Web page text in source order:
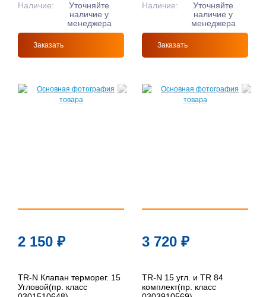
Наличие:
Уточняйте
наличие у
менеджера
Заказать
Наличие:
Уточняйте
наличие у
менеджера
Заказать
2 150 ₽
TR-N Клапан терморег. 15
Угловой(пр. класс
3 720 ₽
TR-N 15 угл. и TR 84
комплект(пр. класс